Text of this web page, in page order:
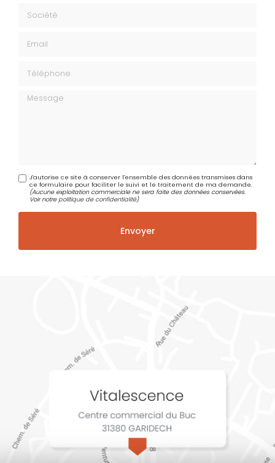
Message
J'autorise ce site à conserver l'ensemble des données transmises dans
ce formulaire pour faciliter le suivi et le traitement de ma demande.
(Aucune exploitation commerciale ne sera faite des données conservées.
Voir notrepolitique de confidentialité)